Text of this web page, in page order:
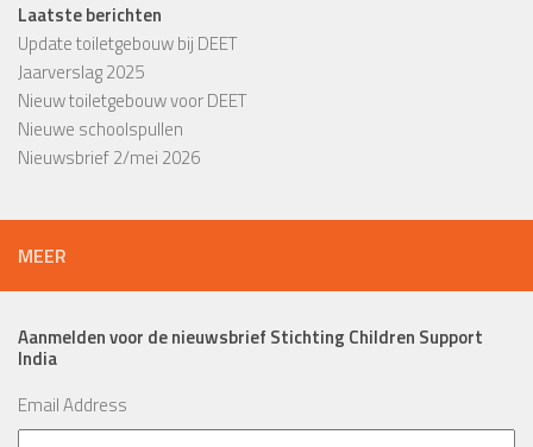
Laatste berichten
Update toiletgebouw bij DEET
Jaarverslag 2025
Nieuw toiletgebouw voor DEET
Nieuwe schoolspullen
Nieuwsbrief 2/mei 2026
MEER
Aanmelden voor de nieuwsbrief Stichting Children Support
India
Email Address